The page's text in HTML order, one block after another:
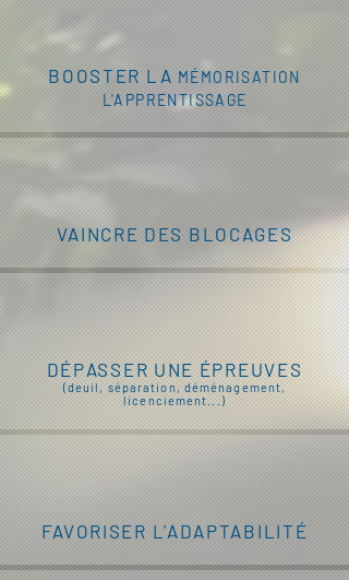
BOOSTER LA MÉMORISATION
L'APPRENTISSAGE
VAINCRE DES BLOCAGES
DÉPASSER UNE ÉPREUVES
(deuil, séparation, déménagement,
licenciement...)
FAVORISER L'ADAPTABILITÉ